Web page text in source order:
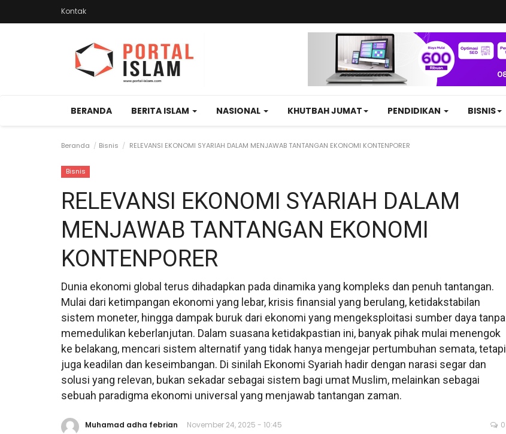
Kontak
BERANDA BERITA ISLAM NASIONAL KHUTBAH JUMAT PENDIDIKAN BISNIS
Beranda Bisnis RELEVANSI EKONOMI SYARIAH DALAM MENJAWAB TANTANGAN EKONOMI KONTENPORER
Bisnis
RELEVANSI EKONOMI SYARIAH DALAM
MENJAWAB TANTANGAN EKONOMI
KONTENPORER
Dunia ekonomi global terus dihadapkan pada dinamika yang kompleks dan penuh tantangan.
Mulai dari ketimpangan ekonomi yang lebar, krisis finansial yang berulang, ketidakstabilan
sistem moneter, hingga dampak buruk dari ekonomi yang mengeksploitasi sumber daya tanpa
memedulikan keberlanjutan. Dalam suasana ketidakpastian ini, banyak pihak mulai menengok
ke belakang, mencari sistem alternatif yang tidak hanya mengejar pertumbuhan semata, tetapi
juga keadilan dan keseimbangan. Di sinilah Ekonomi Syariah hadir dengan narasi segar dan
solusi yang relevan, bukan sekadar sebagai sistem bagi umat Muslim, melainkan sebagai
sebuah paradigma ekonomi universal yang menjawab tantangan zaman.
Muhamad adha febrian November 24, 2025 - 10:45 0